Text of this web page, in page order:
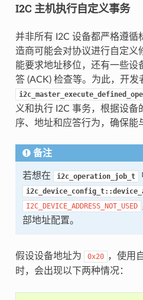
I2C 主机执行自定义事务
并非所有 I2C 设备都严格遵循
造商可能会对协议进行自定义
能要求地址移位，还有一些设
答 (ACK) 检查等。为此，开发
义和执行 I2C 事务，根据设备
序、地址和应答行为，确保能
备注
若想在 i2c_operation_job_t
I2C_DEVICE_ADDRESS_NOT_USED
部地址配置。
假设设备地址为 0x20 ，使用
时，会出现以下两种情况：